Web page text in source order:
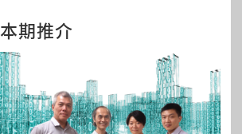
本期推介